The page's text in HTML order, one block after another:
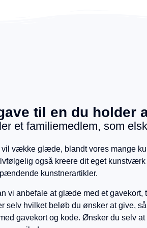
til en du holder
et familiemedlem, som
vække glæde, blandt vores mange
også kreere dit eget kunstværk
kunstnerartikler.
vi anbefale at glæde med et gavekort,
selv hvilket beløb du ønsker at give,
gavekort og kode. Ønsker du selv at